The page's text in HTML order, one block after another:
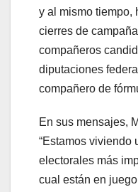
y al mismo tiempo,
cierres de
compañeros
diputaciones
compañero de
En sus mensajes,
“Estamos viviendo
electorales más
cual están en